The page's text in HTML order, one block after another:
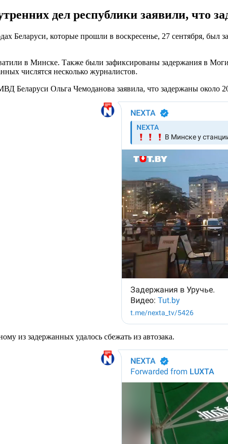
дел республики заявили, что
Беларуси, которые прошли в воскресенье, 27 сентября,
в Минске. Также были зафиксированы задержания в
числятся несколько журналистов.
Беларуси Ольга Чемоданова заявила, что задержаны около
из задержанных удалось сбежать из автозака.